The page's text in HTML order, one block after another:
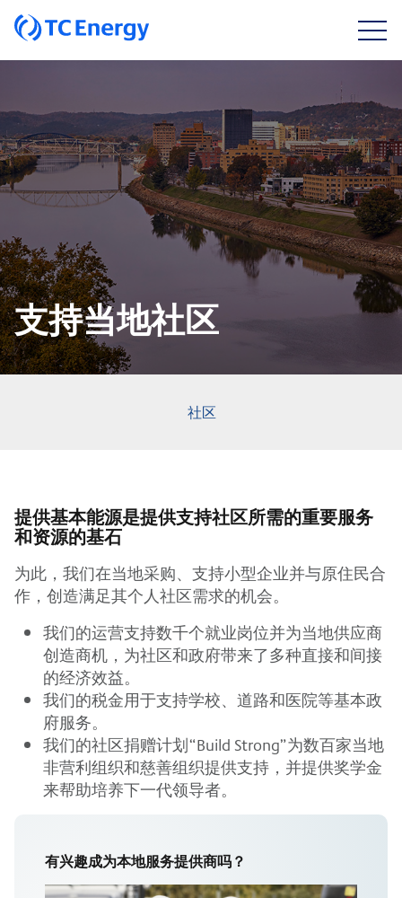
支持当地社区
社区
提供基本能源是提供支持社区所需的重要服务
和资源的基石
为此，我们在当地采购、支持小型企业并与原住民合
作，创造满足其个人社区需求的机会。
我们的运营支持数千个就业岗位并为当地供应商
创造商机，为社区和政府带来了多种直接和间接
的经济效益。
我们的税金用于支持学校、道路和医院等基本政
府服务。
我们的社区捐赠计划“Build Strong”为数百家当地
非营利组织和慈善组织提供支持，并提供奖学金
来帮助培养下一代领导者。
有兴趣成为本地服务提供商吗？